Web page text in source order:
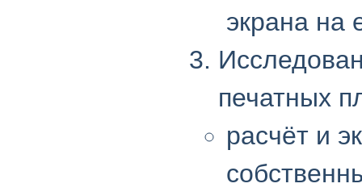
экрана на
печатных
расчёт и